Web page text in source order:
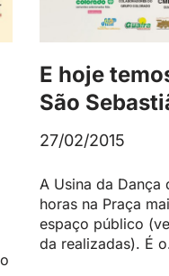
E hoje
São
27/02/2015
A Usina da Dança
horas na Praça
espaço público
da realizadas). É